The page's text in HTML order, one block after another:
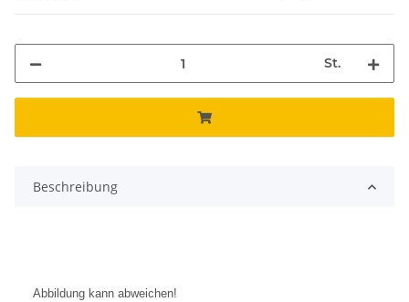
St.
Beschreibung
Abbildung kann abweichen!